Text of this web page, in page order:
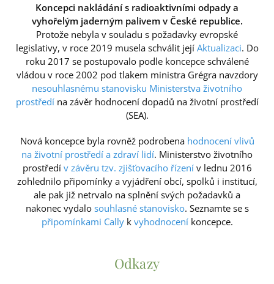
Koncepci nakládání s radioaktivními odpady a
vyhořelým jaderným palivem v České republice.
Protože nebyla v souladu s požadavky evropské
legislativy, v roce 2019 musela schválit její Aktualizaci. Do
roku 2017 se postupovalo podle koncepce schválené
vládou v roce 2002 pod tlakem ministra Grégra navzdory
nesouhlasnému stanovisku Ministerstva životního
prostředína závěr hodnocení dopadů na životní prostředí
(SEA).
Nová koncepce byla rovněž podrobena hodnocení vlivů
na životní prostředí a zdraví lidí. Ministerstvo životního
prostředí v závěru tzv. zjišťovacího řízenív lednu 2016
zohlednilo připomínky a vyjádření obcí, spolků i institucí,
ale pak již netrvalo na splnění svých požadavků a
nakonec vydalo souhlasné stanovisko. Seznamte se s
připomínkami Callyk vyhodnoceníkoncepce.
Odkazy